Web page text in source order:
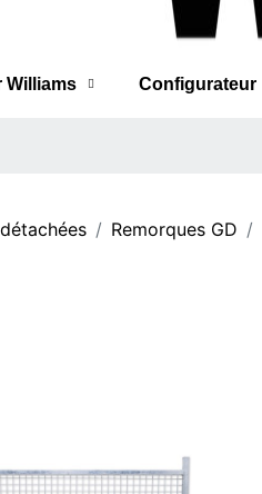
Williams Configurateur
Remorques GD